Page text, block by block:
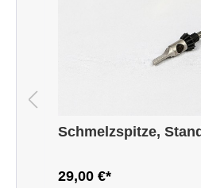
Schmelzspitze,
29,00 €*